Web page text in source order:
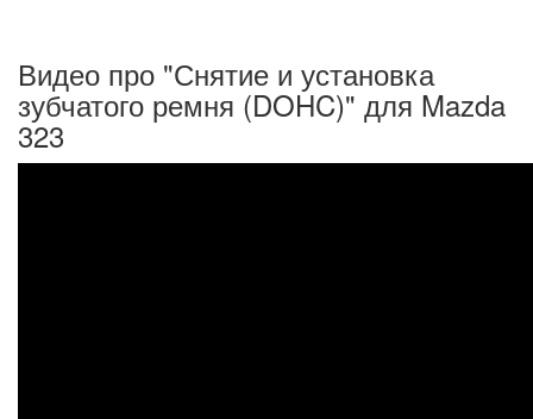
Видео про "Снятие и установка
зубчатого ремня (DOHC)" для Mazda
323